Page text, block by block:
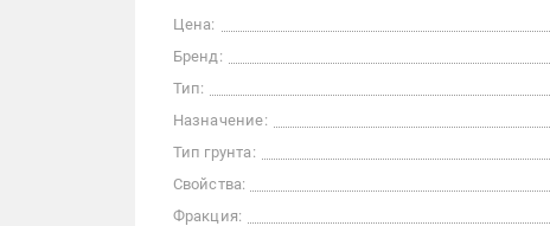
Цена:
Бренд:
Тип:
Назначение:
Тип грунта:
Свойства:
Фракция: